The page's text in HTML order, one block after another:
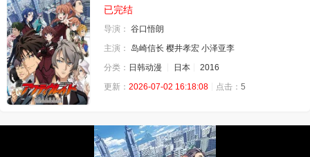
已完结
导演： 谷口悟朗
主演：
岛崎信长 樱井孝宏 小泽亚李
分类： 日韩动漫 日本
2016
更新： 2026-07-02 16:18:08 点击： 5